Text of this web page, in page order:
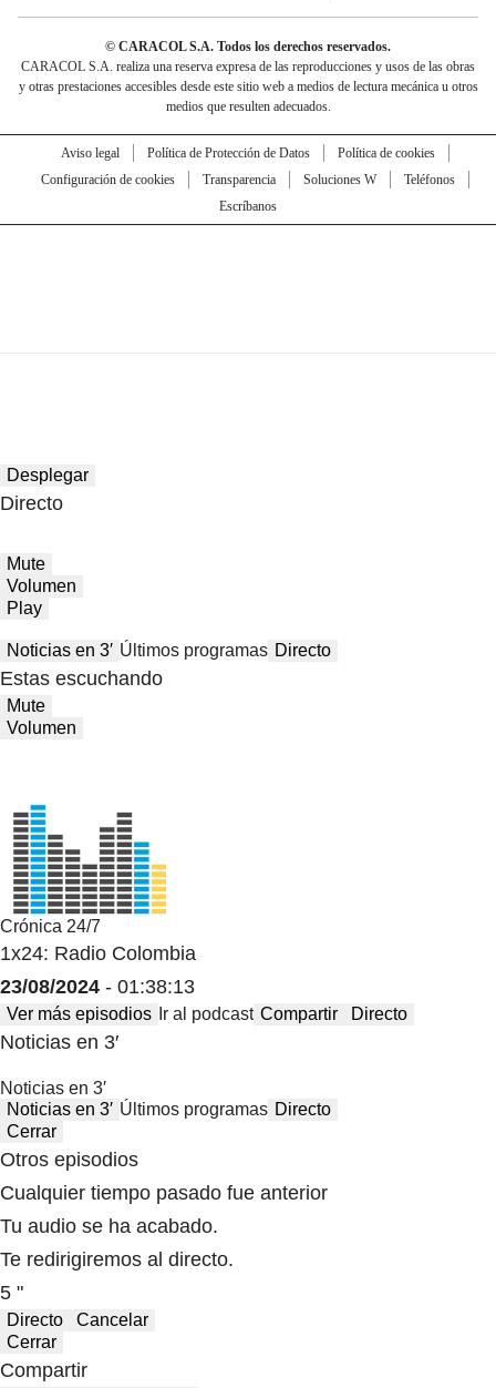
© CARACOL S.A. Todos los derechos reservados.
CARACOL S.A. realiza una reserva expresa de las reproducciones y usos de las obras
y otras prestaciones accesibles desde este sitio web a medios de lectura mecánica u otros
medios que resulten adecuados.
Aviso legal Política de Protección de Datos
Política de cookies
Configuración de cookies
Transparencia Soluciones W
Teléfonos
Escríbanos
Desplegar
Directo
Mute
Volumen
Play
Noticias en 3′ Últimos programas Directo
Estas escuchando
Mute
Volumen
Crónica 24/7
1x24: Radio Colombia
23/08/2024 - 01:38:13
Ver más episodios Ir al podcast Compartir Directo
Noticias en 3′
Noticias en 3′
Noticias en 3′ Últimos programas Directo
Cerrar
Otros episodios
Cualquier tiempo pasado fue anterior
Tu audio se ha acabado.
Te redirigiremos al directo.
5 "
Directo
Cancelar
Cerrar
Compartir